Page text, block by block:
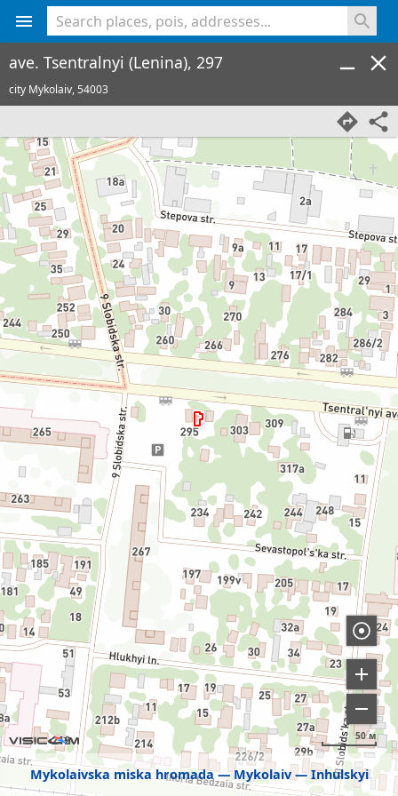
Mykolaivska miska hromada Mykolaiv Inhulskyi
50 м
ave. Tsentralnyi (Lenina), 297
city Mykolaiv,54003
<% console.log(hcard) %>